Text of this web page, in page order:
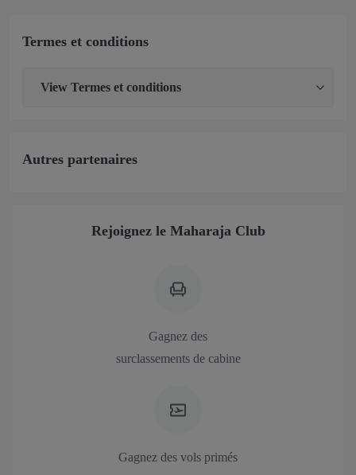
Termes et conditions
View Termes et conditions
Autres partenaires
Rejoignez le Maharaja Club
Gagnez des
surclassements de cabine
Gagnez des vols primés